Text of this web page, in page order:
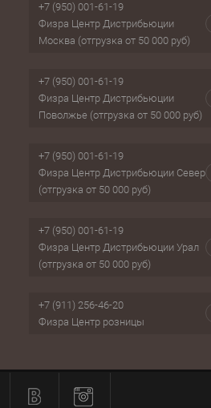
+7 (950) 001-61-19
Физра Центр Дистрибьюции
Москва (отгрузка от 50 000 руб)
+7 (950) 001-61-19
Физра Центр Дистрибьюции
Поволжье (отгрузка от 50 000 руб)
+7 (950) 001-61-19
Физра Центр Дистрибьюции Север
(отгрузка от 50 000 руб)
+7 (950) 001-61-19
Физра Центр Дистрибьюции Урал
(отгрузка от 50 000 руб)
+7 (911) 256-46-20
Физра Центр розницы